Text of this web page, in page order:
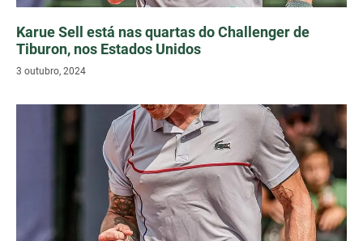
Karue Sell está nas quartas do Challenger de
Tiburon, nos Estados Unidos
3 outubro, 2024